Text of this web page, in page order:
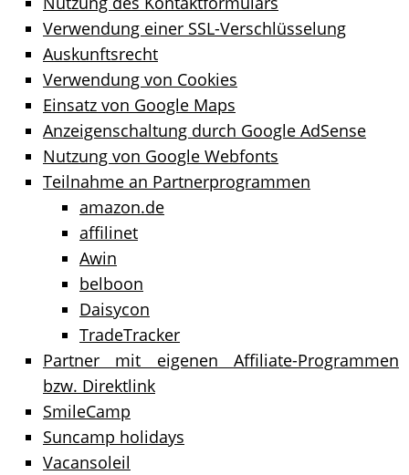
Verwendung einer SSL-Verschlüsselung
Auskunftsrecht
Verwendung von Cookies
Einsatz von Google Maps
Anzeigenschaltung durch Google AdSense
Nutzung von Google Webfonts
Teilnahme an Partnerprogrammen
amazon.de
affilinet
Awin
belboon
Daisycon
TradeTracker
Partner mit eigenen Affiliate-Programmen
bzw. Direktlink
SmileCamp
Suncamp holidays
Vacansoleil